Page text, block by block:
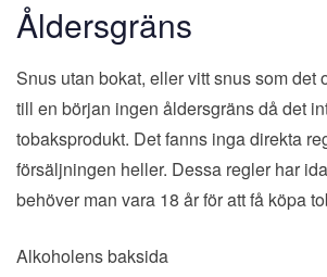
Åldersgräns
Snus utan bokat, eller vitt snus som det
till en början ingen åldersgräns då det
tobaksprodukt. Det fanns inga direkta
försäljningen heller. Dessa regler har
behöver man vara 18 år för att få köpa
Alkoholens baksida